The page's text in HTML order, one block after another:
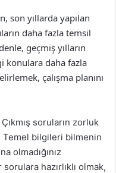
son yıllarda yapılan
daha fazla temsil
geçmiş yılların
konulara daha fazla
çalışma planını
Çıkmış soruların zorluk
bilgileri bilmenin
olmadığınız
hazırlıklı olmak,